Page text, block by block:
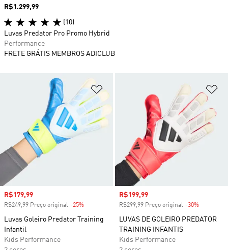
Adicionar à Lista de Desejos
Preço com desconto
R$179,99
R$249,99 Preço original -25%
Luvas Goleiro Predator Training
Infantil
Kids Performance
Preço com desconto
R$199,99
R$299,99 Preço original -30%
LUVAS DE GOLEIRO PREDATOR
TRAINING INFANTIS
Kids Performance
Preço
R$1.299,99
(10)
Luvas Predator Pro Promo Hybrid
Performance
FRETE GRÁTIS MEMBROS ADICLUB